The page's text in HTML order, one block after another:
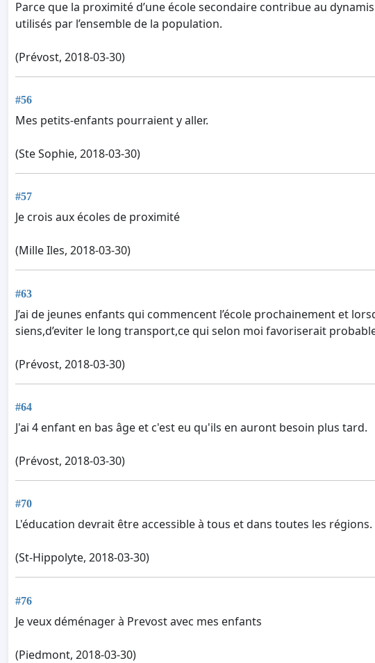
Parce que la proximité d’une école secondaire contribue au
utilisés par l’ensemble de la population.
(Prévost, 2018-03-30)
#56
Mes petits-enfants pourraient y aller.
(Ste Sophie, 2018-03-30)
#57
Je crois aux écoles de proximité
(Mille Iles, 2018-03-30)
#63
J’ai de jeunes enfants qui commencent l’école prochainement et
siens,d’eviter le long transport,ce qui selon moi favoriserait
(Prévost, 2018-03-30)
#64
J'ai 4 enfant en bas âge et c'est eu qu'ils en auront besoin plus tard.
(Prévost, 2018-03-30)
#70
L'éducation devrait être accessible à tous et dans toutes les régions.
(St-Hippolyte, 2018-03-30)
#76
Je veux déménager à Prevost avec mes enfants
(Piedmont, 2018-03-30)